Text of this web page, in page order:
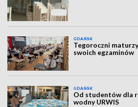
GDAŃSK
Tegoroczni
swoich egzaminów
GDAŃSK
Od studentów dla
wodny URWIS